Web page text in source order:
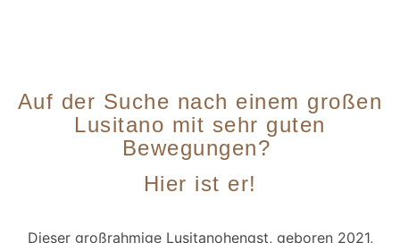
Auf der Suche nach einem großen
Lusitano mit sehr guten
Bewegungen?
Hier ist er!
Dieser großrahmige Lusitanohengst, geboren 2021,